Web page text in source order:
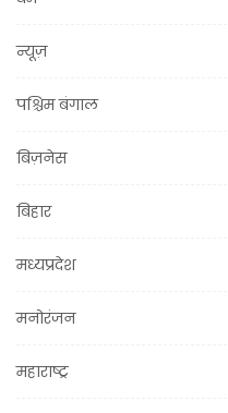
न्यूज़
पश्चिम बंगाल
बिज़नेस
बिहार
मध्यप्रदेश
मनोरंजन
महाराष्ट्र